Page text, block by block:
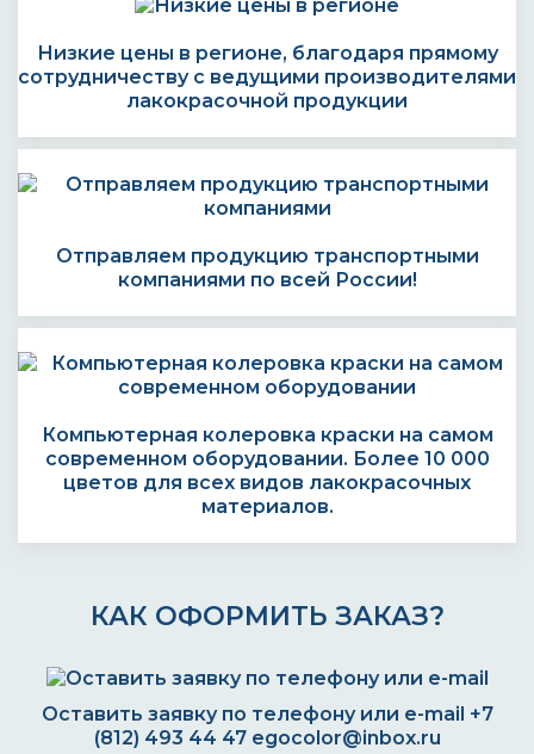
Низкие цены в регионе, благодаря прямому
сотрудничеству с ведущими производителями
лакокрасочной продукции
Отправляем продукцию транспортными
компаниями по всей России!
Компьютерная колеровка краски на самом
современном оборудовании. Более 10 000
цветов для всех видов лакокрасочных
материалов.
КАК ОФОРМИТЬ ЗАКАЗ?
Оставить заявку по телефону или e-mail +7
(812) 493 44 47 egocolor@inbox.ru